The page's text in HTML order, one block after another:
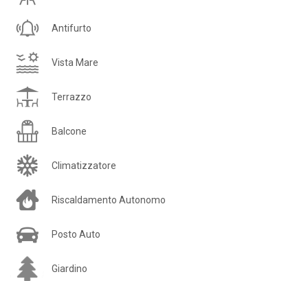
Antifurto
Vista Mare
Terrazzo
Balcone
Climatizzatore
Riscaldamento Autonomo
Posto Auto
Giardino